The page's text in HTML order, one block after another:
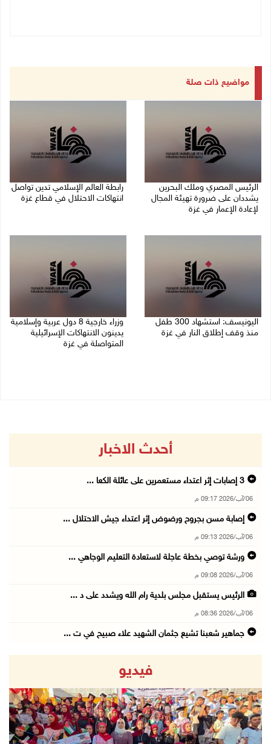
مواضيع ذات صلة
الرئيس المصري وملك البحرين
يشددان على ضرورة تهيئة المجال
لإعادة الإعمار في غزة
رابطة العالم الإسلامي تدين تواصل
انتهاكات الاحتلال في قطاع غزة
اليونيسف: استشهاد 300 طفل
منذ وقف إطلاق النار في غزة
وزراء خارجية 8 دول عربية وإسلامية
يدينون الانتهاكات الإسرائيلية
المتواصلة في غزة
أحدث الاخبار
06/آب/2026 09:17 م
إصابة مسن بجروح ورضوض إثر اعتداء جيش الاحتلال ...
06/آب/2026 09:13 م
ورشة توصي بخطة عاجلة لاستعادة التعليم الوجاهي ...
06/آب/2026 09:08 م
الرئيس يستقبل مجلس بلدية رام الله ويشدد على د ...
06/آب/2026 08:36 م
جماهير شعبنا تشيع جثمان الشهيد علاء صبيح في ت ...
الاحتلال يوسع حملات الدهم والاعتقال في قلنديا ...
06/آب/2026 08:06 م
الرئيس المصري وملك البحرين يشددان على ضرورة ت ...
06/آب/2026 07:57 م
فيديو